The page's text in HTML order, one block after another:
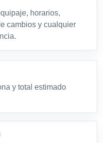
horarios,
cambios y cualquier
y total estimado